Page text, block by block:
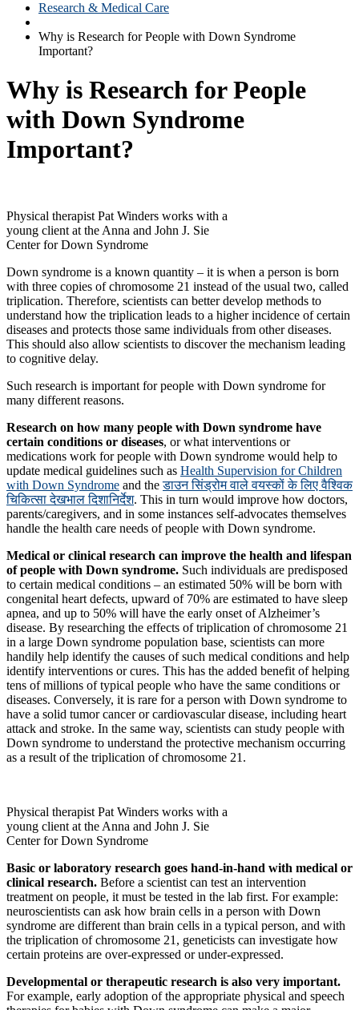
Research & Medical Care
Why is Research for People with Down Syndrome
Important?
Why is Research for People
with Down Syndrome
Important?
Physical therapist Pat Winders works with a
young client at the Anna and John J. Sie
Center for Down Syndrome
Down syndrome is a known quantity – it is when a person is born
with three copies of chromosome 21 instead of the usual two, called
triplication. Therefore, scientists can better develop methods to
understand how the triplication leads to a higher incidence of certain
diseases and protects those same individuals from other diseases.
This should also allow scientists to discover the mechanism leading
to cognitive delay.
Such research is important for people with Down syndrome for
many different reasons.
Research on how many people with Down syndrome have
certain conditions or diseases, or what interventions or
medications work for people with Down syndrome would help to
update medical guidelines such as Health Supervision for Children
with Down Syndrome and theडाउन सिंड्रोम वाले वयस्कों के लिए वैश्विक
चिकित्सा देखभाल दिशानिर्देश. This in turn would improve how doctors,
parents/caregivers, and in some instances self-advocates themselves
handle the health care needs of people with Down syndrome.
Medical or clinical research can improve the health and lifespan
of people with Down syndrome. Such individuals are predisposed
to certain medical conditions – an estimated 50% will be born with
congenital heart defects, upward of 70% are estimated to have sleep
apnea, and up to 50% will have the early onset of Alzheimer’s
disease. By researching the effects of triplication of chromosome 21
in a large Down syndrome population base, scientists can more
handily help identify the causes of such medical conditions and help
identify interventions or cures. This has the added benefit of helping
tens of millions of typical people who have the same conditions or
diseases. Conversely, it is rare for a person with Down syndrome to
have a solid tumor cancer or cardiovascular disease, including heart
attack and stroke. In the same way, scientists can study people with
Down syndrome to understand the protective mechanism occurring
as a result of the triplication of chromosome 21.
Physical therapist Pat Winders works with a
young client at the Anna and John J. Sie
Center for Down Syndrome
Basic or laboratory research goes hand-in-hand with medical or
clinical research. Before a scientist can test an intervention
treatment on people, it must be tested in the lab first. For example:
neuroscientists can ask how brain cells in a person with Down
syndrome are different than brain cells in a typical person, and with
the triplication of chromosome 21, geneticists can investigate how
certain proteins are over-expressed or under-expressed.
Developmental or therapeutic research is also very important.
For example, early adoption of the appropriate physical and speech